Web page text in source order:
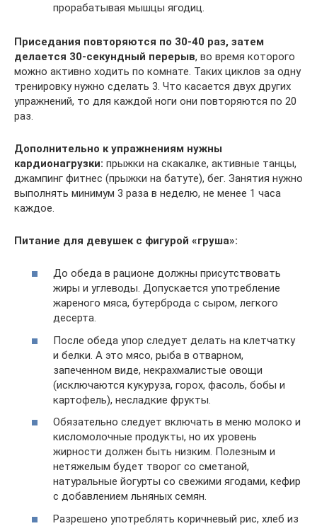
прорабатывая мышцы ягодиц.
Приседания повторяются по 30-40 раз, затем
делается 30-секундный перерыв, во время которого
можно активно ходить по комнате. Таких циклов за одну
тренировку нужно сделать 3. Что касается двух других
упражнений, то для каждой ноги они повторяются по 20
раз.
Дополнительно к упражнениям нужны
кардионагрузки: прыжки на скакалке, активные танцы,
джампинг фитнес (прыжки на батуте), бег. Занятия нужно
выполнять минимум 3 раза в неделю, не менее 1 часа
каждое.
Питание для девушек с фигурой «груша»:
До обеда в рационе должны присутствовать
жиры и углеводы. Допускается употребление
жареного мяса, бутерброда с сыром, легкого
десерта.
После обеда упор следует делать на клетчатку
и белки. А это мясо, рыба в отварном,
запеченном виде, некрахмалистые овощи
(исключаются кукуруза, горох, фасоль, бобы и
картофель), несладкие фрукты.
Обязательно следует включать в меню молоко и
кисломолочные продукты, но их уровень
жирности должен быть низким. Полезным и
нетяжелым будет творог со сметаной,
натуральные йогурты со свежими ягодами, кефир
с добавлением льняных семян.
Разрешено употреблять коричневый рис, хлеб из